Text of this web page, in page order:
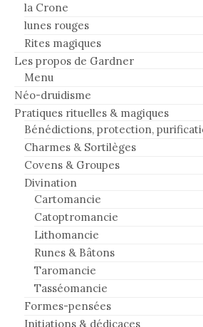
la Crone
lunes rouges
Rites magiques
Les propos de Gardner
Menu
Néo-druidisme
Pratiques rituelles & magiques
Bénédictions, protection,
Charmes & Sortilèges
Covens & Groupes
Divination
Cartomancie
Catoptromancie
Lithomancie
Runes & Bâtons
Taromancie
Tasséomancie
Formes-pensées
Initiations & dédicaces